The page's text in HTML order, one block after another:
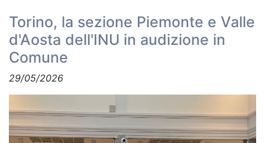
Torino, la sezione Piemonte e Valle
d'Aosta dell'INU in audizione in
Comune
29/05/2026